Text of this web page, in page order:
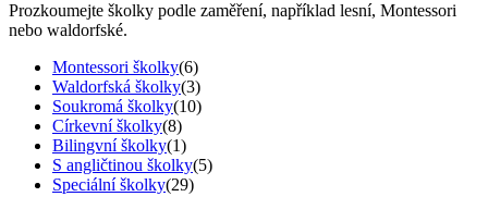
Prozkoumejte školky podle zaměření, například lesní, Montessori
nebo waldorfské.
Montessori školky(6)
Waldorfská školky(3)
Soukromá školky(10)
Církevníškolky(8)
Bilingvníškolky(1)
S angličtinou školky(5)
Speciálníškolky(29)